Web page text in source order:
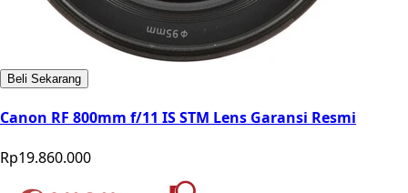
Beli Sekarang
Canon RF 800mm f/11 IS STM Lens Garansi Resmi
Rp19.860.000